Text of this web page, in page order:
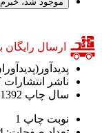
ارسال رایگان برای
ناشر
انتشارات
سال چاپ 1392
نوبت چاپ 1